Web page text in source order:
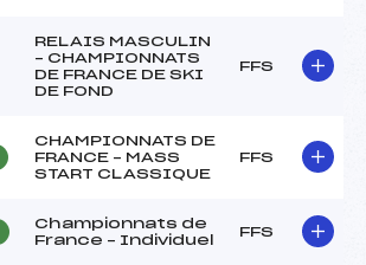
RELAIS MASCULIN
– CHAMPIONNATS
DE FRANCE DE SKI
DE FOND
FFS
CHAMPIONNATS DE
FRANCE – MASS
START CLASSIQUE
FFS
Championnats de
France – Individuel
FFS